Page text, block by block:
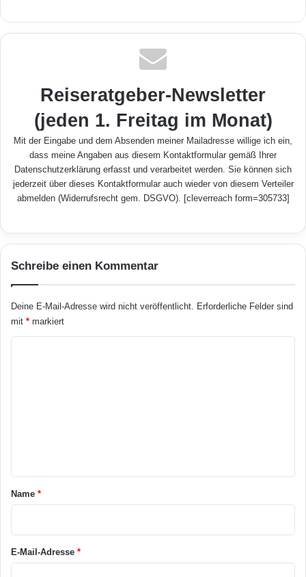
Reiseratgeber-Newsletter
(jeden 1. Freitag im Monat)
Mit der Eingabe und dem Absenden meiner Mailadresse willige ich ein,
dass meine Angaben aus diesem Kontaktformular gemäß Ihrer
Datenschutzerklärung erfasst und verarbeitet werden. Sie können sich
jederzeit über dieses Kontaktformular auch wieder von diesem Verteiler
abmelden (Widerrufsrecht gem. DSGVO). [cleverreach form=305733]
Schreibe einen Kommentar
Deine E-Mail-Adresse wird nicht veröffentlicht. Erforderliche Felder sind
mit * markiert
a
*
Name *
E-Mail-Adresse *